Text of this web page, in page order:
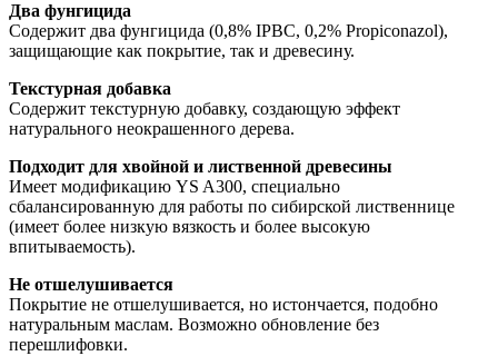
Два фунгицида
Содержит два фунгицида (0,8% IPBC, 0,2% Propiconazol),
защищающие как покрытие, так и древесину.
Текстурная добавка
Содержит текстурную добавку, создающую эффект
натурального неокрашенного дерева.
Подходит для хвойной и лиственной древесины
Имеет модификацию YS A300, специально
сбалансированную для работы по сибирской лиственнице
(имеет более низкую вязкость и более высокую
впитываемость).
Не отшелушивается
Покрытие не отшелушивается, но истончается, подобно
натуральным маслам. Возможно обновление без
перешлифовки.